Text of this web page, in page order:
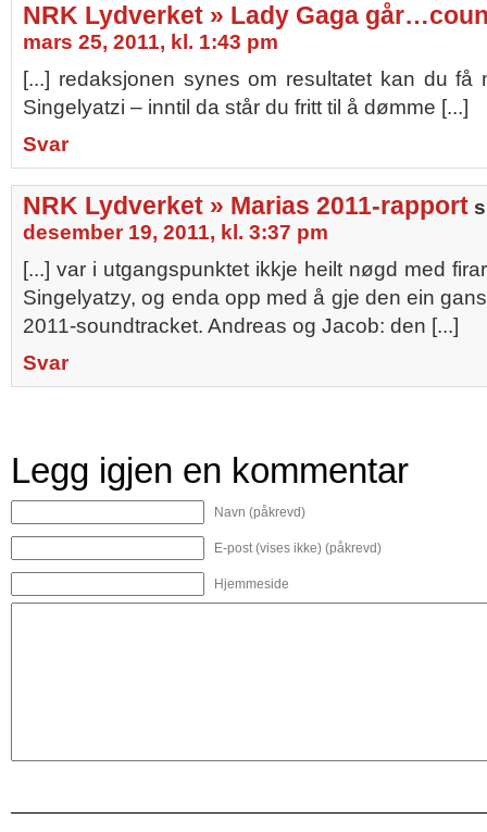
NRK Lydverket » Lady Gaga
mars 25, 2011, kl. 1:43 pm
[...] redaksjonen synes om resultatet kan du
Singelyatzi – inntil da står du fritt til å dømme [...]
Svar
NRK Lydverket » Marias 2011-rapport
desember 19, 2011, kl. 3:37 pm
[...] var i utgangspunktet ikkje heilt nøgd med
Singelyatzy, og enda opp med å gje den ein
2011-soundtracket. Andreas og Jacob: den [...]
Svar
Legg igjen en kommentar
Navn (påkrevd)
E-post (vises ikke) (påkrevd)
Hjemmeside